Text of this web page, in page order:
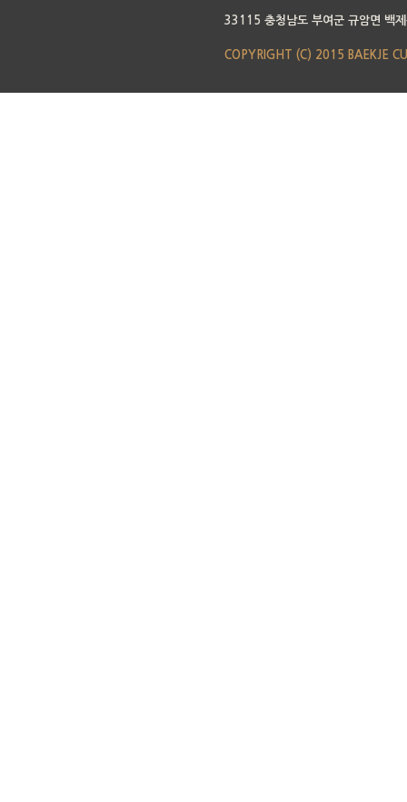
33115 충청남도 부여군 규암면 백
COPYRIGHT (C) 2015 BAEKJE